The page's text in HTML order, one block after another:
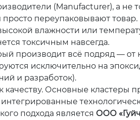
(Manufacturer), а
переупаковывают
влажности или
токсичным навсегда.
производит всё подряд —
исключительно на
и разработок).
Основные кластеры
подхода является ООО